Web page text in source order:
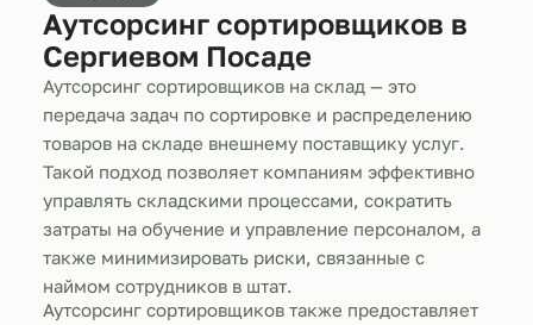
Аутсорсинг сортировщиков в
Сергиевом Посаде
Аутсорсинг сортировщиков на склад — это
передача задач по сортировке и распределению
товаров на складе внешнему поставщику услуг.
Такой подход позволяет компаниям эффективно
управлять складскими процессами, сократить
затраты на обучение и управление персоналом, а
также минимизировать риски, связанные с
наймом сотрудников в штат.
Аутсорсинг сортировщиков также предоставляет